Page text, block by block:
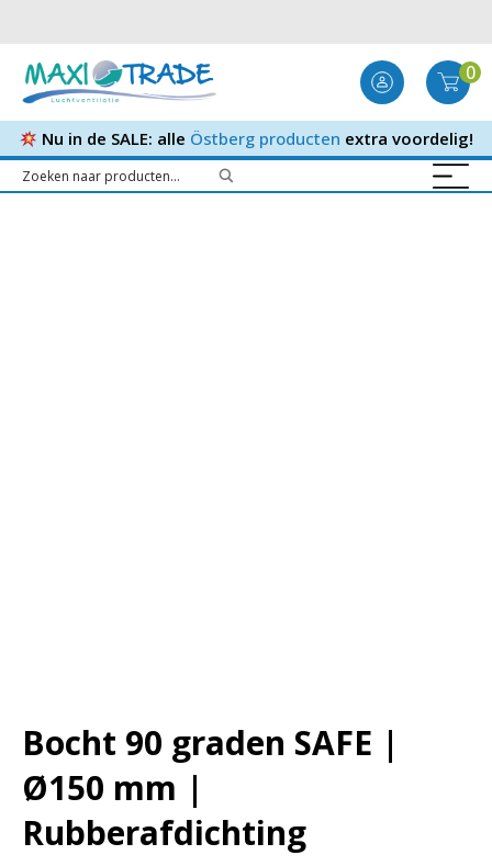
0
Nu in de SALE: alle Östberg producten extra voordelig!
Bocht 90 graden SAFE |
Ø150 mm |
Rubberafdichting